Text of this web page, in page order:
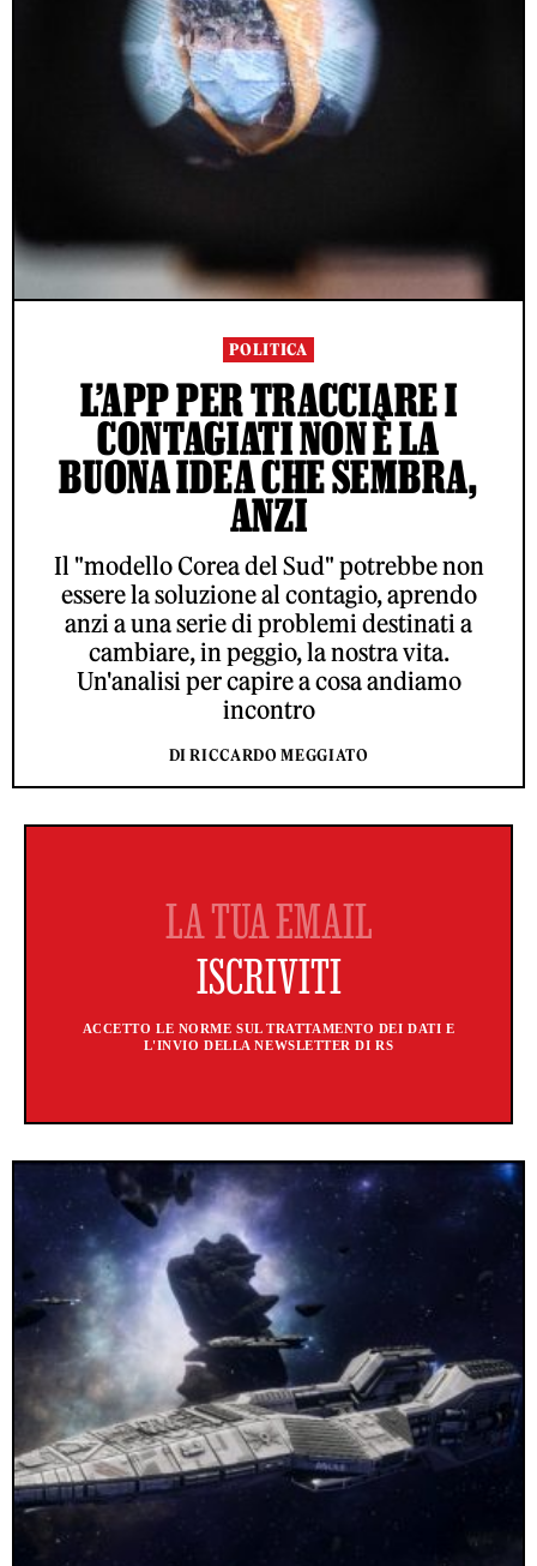
POLITICA
L’APP PER TRACCIARE I
CONTAGIATI NON È LA
BUONA IDEA CHE SEMBRA,
ANZI
Il "modello Corea del Sud" potrebbe non
essere la soluzione al contagio, aprendo
anzi a una serie di problemi destinati a
cambiare, in peggio, la nostra vita.
Un'analisi per capire a cosa andiamo
incontro
DI RICCARDO MEGGIATO
ACCETTO LE NORME SUL TRATTAMENTO DEI DATI E
L'INVIO DELLA NEWSLETTER DI RS